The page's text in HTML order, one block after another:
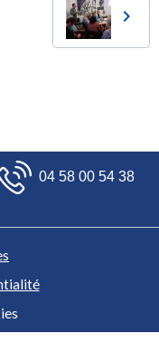
04 58 00 54 38